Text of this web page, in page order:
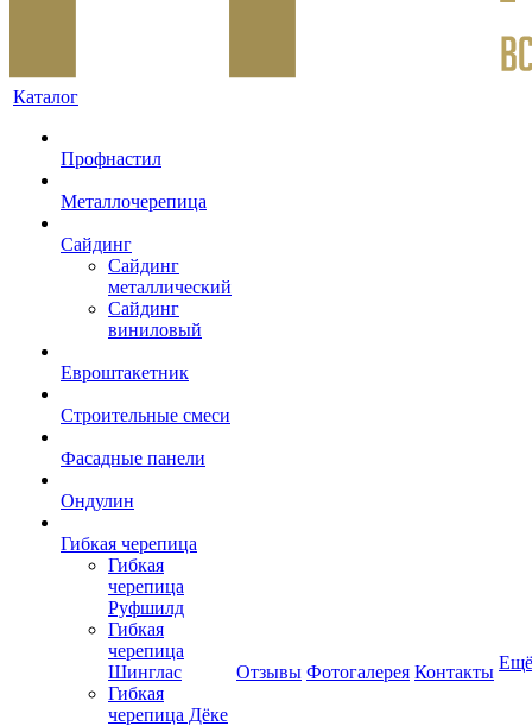
Каталог
Профнастил
Металлочерепица
Сайдинг
Сайдинг
металлический
Сайдинг
виниловый
Евроштакетник
Строительные смеси
Фасадные панели
Ондулин
Гибкая черепица
Гибкая
черепица
Руфшилд
Гибкая
черепица
Шинглас
Гибкая
черепица Дёке
Отзывы Фотогалерея Контакты Ещё